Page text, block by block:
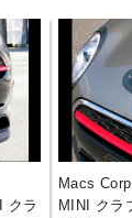
クラ
Macs
MINI クラ